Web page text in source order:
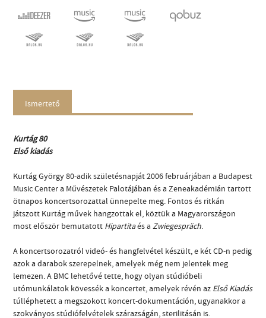
Ismertető
Kurtág 80
Első kiadás
Kurtág György 80-adik születésnapját 2006 februárjában a Budapest
Music Center a Művészetek Palotájában és a Zeneakadémián tartott
ötnapos koncertsorozattal ünnepelte meg. Fontos és ritkán
játszott Kurtág művek hangzottak el, köztük a Magyarországon
most először bemutatott Hipartitaés aZwiegespräch.
A koncertsorozatról videó- és hangfelvétel készült, e két CD-n pedig
azok a darabok szerepelnek, amelyek még nem jelentek meg
lemezen. A BMC lehetővé tette, hogy olyan stúdióbeli
utómunkálatok kövessék a koncertet, amelyek révén az Első Kiadás
túlléphetett a megszokott koncert-dokumentáción, ugyanakkor a
szokványos stúdiófelvételek szárazságán, sterilitásán is.